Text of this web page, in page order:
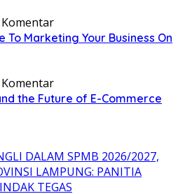
To Marketing Your Business On
the Future of E-Commerce